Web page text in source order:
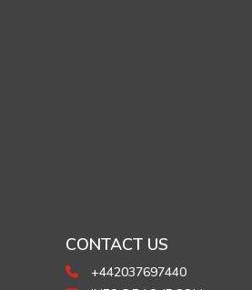
CONTACT US
+442037697440